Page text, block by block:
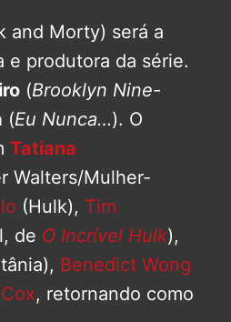
and Morty) será a
e produtora da série.
(Brooklyn Nine-
(Eu Nunca…). O
Tatiana
Walters/Mulher-
(Hulk), Tim
de O Incrível Hulk),
Benedict Wong
, retornando como